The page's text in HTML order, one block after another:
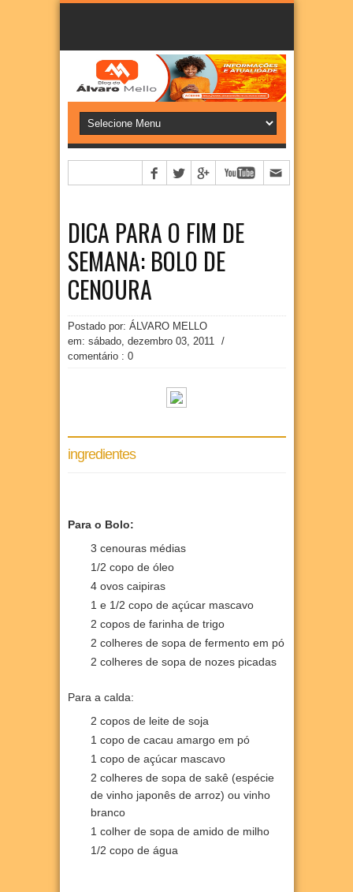
DICA PARA O FIM DE
SEMANA: BOLO DE
CENOURA
Postado por: ÁLVARO MELLO
em: sábado, dezembro 03, 2011
/
comentário : 0
ingredientes
Para o Bolo:
3 cenouras médias
1/2 copo de óleo
4 ovos caipiras
1 e 1/2 copo de açúcar mascavo
2 copos de farinha de trigo
2 colheres de sopa de fermento em pó
2 colheres de sopa de nozes picadas
Para a calda:
2 copos de leite de soja
1 copo de cacau amargo em pó
1 copo de açúcar mascavo
2 colheres de sopa de sakê (espécie
de vinho japonês de arroz) ou vinho
branco
1 colher de sopa de amido de milho
1/2 copo de água